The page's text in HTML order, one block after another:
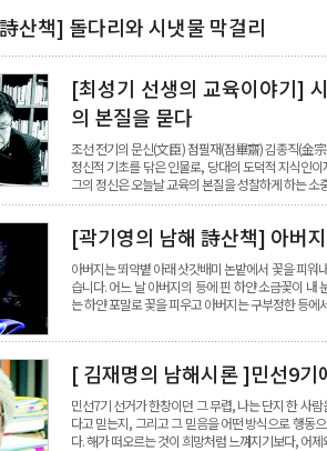
산책] 돌다리와 시냇물 막걸리
[최성기 선생의 교육이야기]
의 본질을 묻다
조선 전기의 문신(文臣) 점필재(점畢齋) 김종직(金
정신적 기초를 닦은 인물로, 당대의 도덕적 지식인
그의 정신은 오늘날 교육의 본질을 성찰하게 하는
[곽기영의 남해 詩산책] 아버
아버지는 뙤약볕 아래 삿갓배미 논밭에서 꽃을 피워
습니다. 어느 날 아버지의 등에 핀 하얀 소금꽃이 내
는 하얀 포말로 꽃을 피우고 아버지는 구부정한 등
[ 김재명의 남해시론 ]민선9기
민선7기 선거가 한창이던 그 무렵, 나는 단지 한 사
다고 믿는지, 그리고 그 믿음을 어떤 방식으로 행동
다. 해가 떠오르는 것이 희망처럼 느껴지기보다, 어